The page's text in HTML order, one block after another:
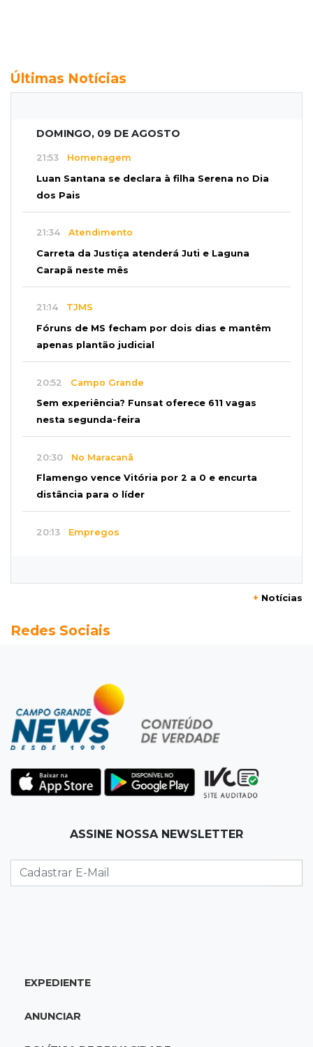
Últimas Notícias
DOMINGO, 09 DE AGOSTO
21:53 Homenagem
Luan Santana se declara à filha Serena no Dia
dos Pais
21:34 Atendimento
Carreta da Justiça atenderá Juti e Laguna
Carapã neste mês
21:14 TJMS
Fóruns de MS fecham por dois dias e mantêm
apenas plantão judicial
20:52 Campo Grande
Sem experiência? Funsat oferece 611 vagas
nesta segunda-feira
20:30 No Maracanã
Flamengo vence Vitória por 2 a 0 e encurta
distância para o líder
20:13 Empregos
Vigia é amarrado durante roubo de carro e
Bragança Paulista
Corinthians vence Bragantino por 2 a 0 e sobe
para 7º no Brasileirão
Athletico vence Santos por 2 a 0 e mantém 3º
lugar no Brasileirão
Oportunidades
com salários de até R$ 10,2 mil
18:15Nubank Parque
rodada do Brasileirão
+ Notícias
Redes Sociais
ASSINE NOSSA NEWSLETTER
EXPEDIENTE
ANUNCIAR